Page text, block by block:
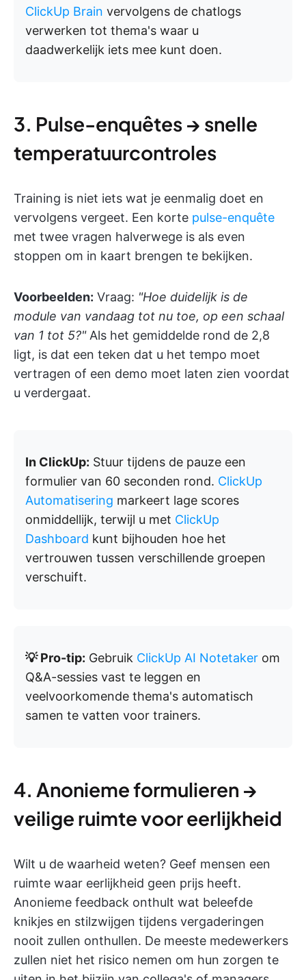
ClickUp Brain vervolgens de chatlogs
verwerken tot thema's waar u
daadwerkelijk iets mee kunt doen.
3. Pulse-enquêtes → snelle
temperatuurcontroles
Training is niet iets wat je eenmalig doet en
vervolgens vergeet. Een korte pulse-enquête
met twee vragen halverwege is als even
stoppen om in kaart brengen te bekijken.
Voorbeelden: Vraag: "Hoe duidelijk is de
module van vandaag tot nu toe, op een schaal
van 1 tot 5?"Als het gemiddelde rond de 2,8
ligt, is dat een teken dat u het tempo moet
vertragen of een demo moet laten zien voordat
u verdergaat.
In ClickUp: Stuur tijdens de pauze een
formulier van 60 seconden rond. ClickUp
Automatisering markeert lage scores
onmiddellijk, terwijl u met ClickUp
Dashboard kunt bijhouden hoe het
vertrouwen tussen verschillende groepen
verschuift.
💡 Pro-tip: Gebruik ClickUp AI Notetaker om
Q&A-sessies vast te leggen en
veelvoorkomende thema's automatisch
samen te vatten voor trainers.
4. Anonieme formulieren →
veilige ruimte voor eerlijkheid
Wilt u de waarheid weten? Geef mensen een
ruimte waar eerlijkheid geen prijs heeft.
Anonieme feedback onthult wat beleefde
knikjes en stilzwijgen tijdens vergaderingen
nooit zullen onthullen. De meeste medewerkers
zullen niet het risico nemen om hun zorgen te